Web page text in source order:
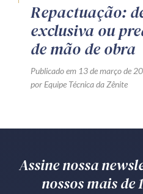
Repactuação:
exclusiva ou
de mão de obra
Publicado em 13 de março de
por Equipe Técnica da Zênite
Assine nossa
nossos mais de